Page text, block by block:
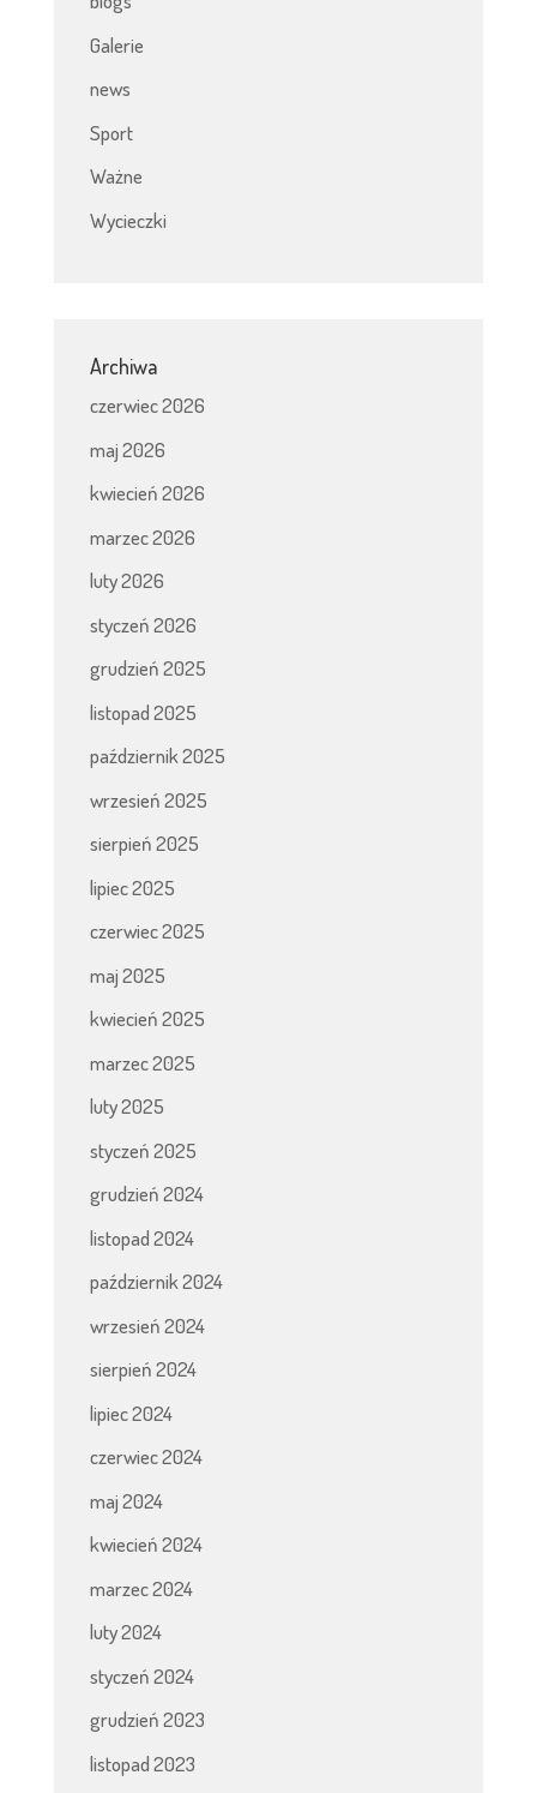
Galerie
news
Sport
Ważne
Wycieczki
Archiwa
czerwiec 2026
maj 2026
kwiecień 2026
marzec 2026
luty 2026
styczeń 2026
grudzień 2025
listopad 2025
październik 2025
wrzesień 2025
sierpień 2025
lipiec 2025
czerwiec 2025
maj 2025
kwiecień 2025
marzec 2025
luty 2025
styczeń 2025
grudzień 2024
listopad 2024
październik 2024
wrzesień 2024
sierpień 2024
lipiec 2024
czerwiec 2024
maj 2024
kwiecień 2024
marzec 2024
luty 2024
styczeń 2024
grudzień 2023
listopad 2023